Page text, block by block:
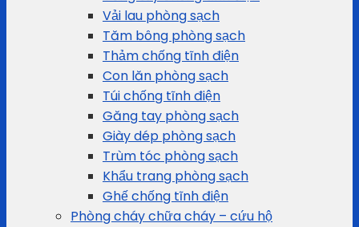
Vải lau phòng sạch
Tăm bông phòng sạch
Thảm chống tĩnh điện
Con lăn phòng sạch
Túi chống tĩnh điện
Găng tay phòng sạch
Giày dép phòng sạch
Trùm tóc phòng sạch
Khẩu trang phòng sạch
Ghế chống tĩnh điện
Phòng cháy chữa cháy – cứu hộ